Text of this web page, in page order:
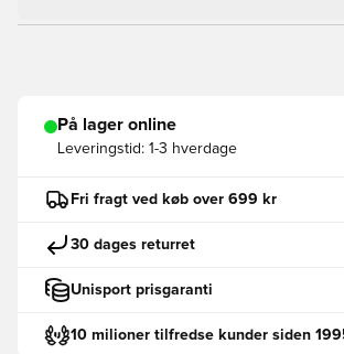
På lager online
Leveringstid: 1-3 hverdage
Fri fragt ved køb over 699 kr
30 dages returret
Unisport prisgaranti
10 milioner tilfredse kunder siden